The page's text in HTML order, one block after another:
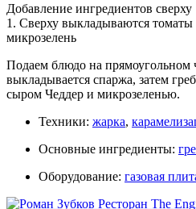
Добавление ингредиентов сверху
1. Сверху выкладываются томаты
микрозелень
Подаем блюдо на прямоугольном
выкладывается спаржа, затем
сыром Чеддер и микрозеленью.
Техники: жарка,
Основные ингредиенты:
Оборудование: газовая